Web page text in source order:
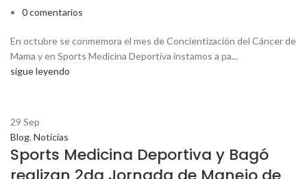
0comentarios
En octubre se conmemora el mes de Concientización del Cáncer de
Mama y en Sports Medicina Deportiva instamos a pa...
sigue leyendo
29 Sep
Blog, Noticias
Sports Medicina Deportiva y Bagó